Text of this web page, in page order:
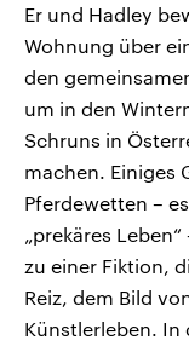
Er und Hadley
Wohnung über
den
um in den
Schruns in
machen. Einiges
Pferdewetten –
„prekäres
zu einer Fiktion,
Reiz, dem Bild
Künstlerleben. In